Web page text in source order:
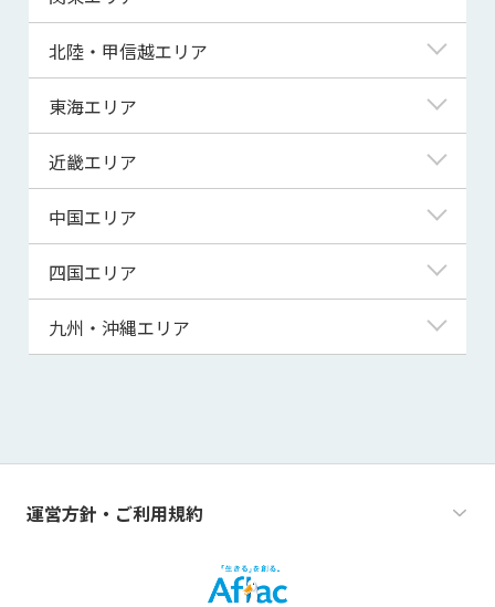
青森県
宮城県
秋田県
山形県
東京都
神奈川県
埼玉県
千葉県
茨城県
群馬県
北陸・甲信越エリア
新潟県
富山県
福井県
山梨県
長野県
東海エリア
岐阜県
静岡県
三重県
近畿エリア
滋賀県
京都府
大阪府
兵庫県
和歌山県
中国エリア
鳥取県
島根県
山口県
四国エリア
徳島県
高知県
九州・沖縄エリア
熊本県
運営方針・ご利用規約